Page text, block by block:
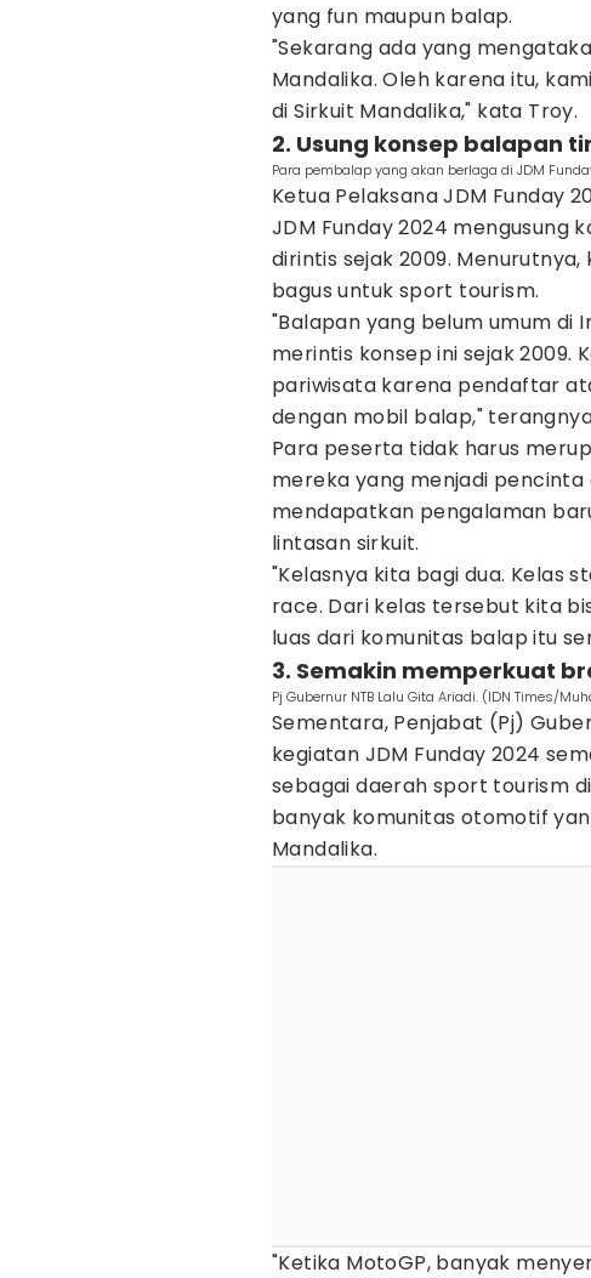
yang fun maupun balap.
"Sekarang ada yang
Mandalika. Oleh karena itu,
di Sirkuit Mandalika," kata Troy.
2. Usung konsep balapan
Para pembalap yang akan berlaga di JDM
Ketua Pelaksana JDM Funday
JDM Funday 2024 mengusung
dirintis sejak 2009.
bagus untuk sport tourism.
"Balapan yang belum umum di
merintis konsep ini sejak 2009.
pariwisata karena pendaftar
dengan mobil balap,"
Para peserta tidak harus
mereka yang menjadi
mendapatkan pengalaman
lintasan sirkuit.
"Kelasnya kita bagi dua. Kelas
race. Dari kelas tersebut kita
luas dari komunitas balap itu
3. Semakin memperkuat
Pj Gubernur NTB Lalu Gita Ariadi. (IDN Times/
Sementara, Penjabat (Pj)
kegiatan JDM Funday 2024
sebagai daerah sport tourism
banyak komunitas otomotif
Mandalika.
"Ketika MotoGP, banyak